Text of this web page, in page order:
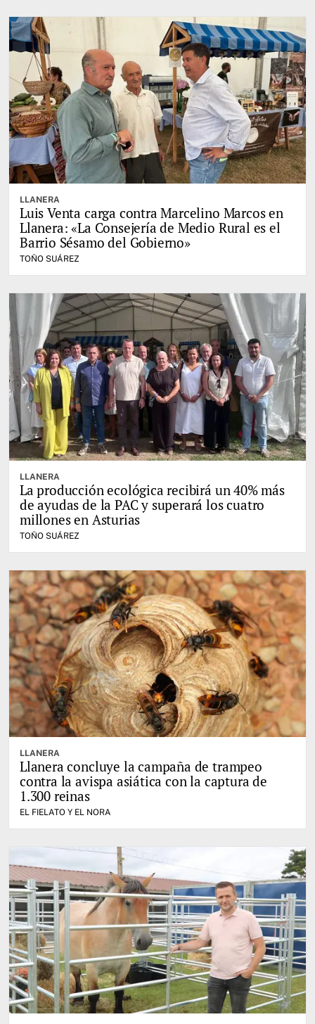
LLANERA
Luis Venta carga contra Marcelino Marcos en
Llanera: «La Consejería de Medio Rural es el
Barrio Sésamo del Gobierno»
TOÑO SUÁREZ
LLANERA
La producción ecológica recibirá un 40% más
de ayudas de la PAC y superará los cuatro
millones en Asturias
TOÑO SUÁREZ
LLANERA
Llanera concluye la campaña de trampeo
contra la avispa asiática con la captura de
1.300 reinas
EL FIELATO Y EL NORA